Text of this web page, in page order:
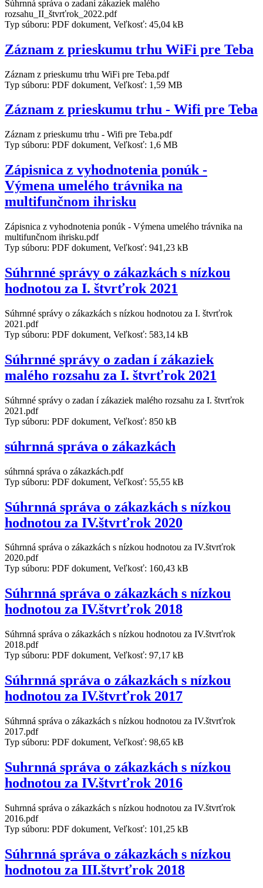
Súhrnná správa o zadaní zákaziek malého
rozsahu_II_štvrťrok_2022.pdf
Typ súboru: PDF dokument, Veľkosť: 45,04 kB
Záznam z prieskumu trhu WiFi pre Teba
Záznam z prieskumu trhu WiFi pre Teba.pdf
Typ súboru: PDF dokument, Veľkosť: 1,59 MB
Záznam z prieskumu trhu - Wifi pre Teba
Záznam z prieskumu trhu - Wifi pre Teba.pdf
Typ súboru: PDF dokument, Veľkosť: 1,6 MB
Zápisnica z vyhodnotenia ponúk -
Výmena umelého trávnika na
multifunčnom ihrisku
Zápisnica z vyhodnotenia ponúk - Výmena umelého trávnika na
multifunčnom ihrisku.pdf
Typ súboru: PDF dokument, Veľkosť: 941,23 kB
Súhrnné správy o zákazkách s nízkou
hodnotou za I. štvrťrok 2021
Súhrnné správy o zákazkách s nízkou hodnotou za I. štvrťrok
2021.pdf
Typ súboru: PDF dokument, Veľkosť: 583,14 kB
Súhrnné správy o zadan í zákaziek
malého rozsahu za I. štvrťrok 2021
Súhrnné správy o zadan í zákaziek malého rozsahu za I. štvrťrok
2021.pdf
Typ súboru: PDF dokument, Veľkosť: 850 kB
súhrnná správa o zákazkách
súhrnná správa o zákazkách.pdf
Typ súboru: PDF dokument, Veľkosť: 55,55 kB
Súhrnná správa o zákazkách s nízkou
hodnotou za IV.štvrťrok 2020
Súhrnná správa o zákazkách s nízkou hodnotou za IV.štvrťrok
2020.pdf
Typ súboru: PDF dokument, Veľkosť: 160,43 kB
Súhrnná správa o zákazkách s nízkou
hodnotou za IV.štvrťrok 2018
Súhrnná správa o zákazkách s nízkou hodnotou za IV.štvrťrok
2018.pdf
Typ súboru: PDF dokument, Veľkosť: 97,17 kB
Súhrnná správa o zákazkách s nízkou
hodnotou za IV.štvrťrok 2017
Súhrnná správa o zákazkách s nízkou hodnotou za IV.štvrťrok
2017.pdf
Typ súboru: PDF dokument, Veľkosť: 98,65 kB
Suhrnná správa o zákazkách s nízkou
hodnotou za IV.štvrťrok 2016
Suhrnná správa o zákazkách s nízkou hodnotou za IV.štvrťrok
2016.pdf
Typ súboru: PDF dokument, Veľkosť: 101,25 kB
Súhrnná správa o zákazkách s nízkou
hodnotou za III.štvrťrok 2018